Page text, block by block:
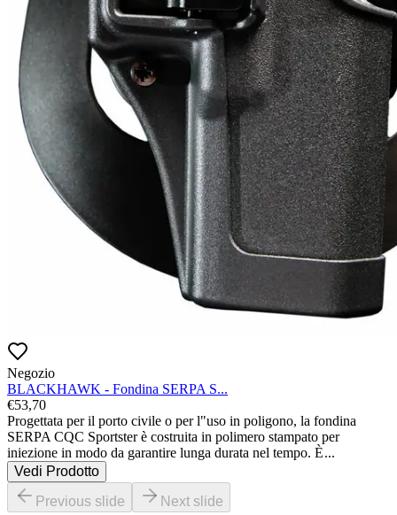
Negozio
BLACKHAWK - Fondina SERPA S...
€53,70
Progettata per il porto civile o per l"uso in poligono, la fondina
SERPA CQC Sportster è costruita in polimero stampato per
iniezione in modo da garantire lunga durata nel tempo. È...
Vedi Prodotto
Previous slide
Next slide